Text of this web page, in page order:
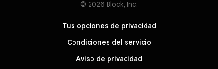
© 2026 Block, Inc.
Tus opciones de privacidad
Condiciones del servicio
Aviso de privacidad